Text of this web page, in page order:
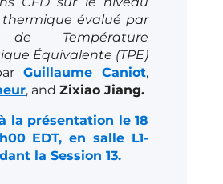
thermique évalué par
de Température
Équivalente (TPE)
Guillaume Caniot,
, and Zixiao Jiang.
la présentation le 18
EDT, en salle L1-
la Session 13.